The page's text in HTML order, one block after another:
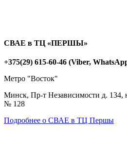
СВАЕ в ТЦ «ПЕРШЫ»
+375(29) 615-60-46 (Viber,
Метро "Восток"
Минск, Пр-т Независимости д. 134,
№ 128
Подробнее о СВАЕ в ТЦ Першы